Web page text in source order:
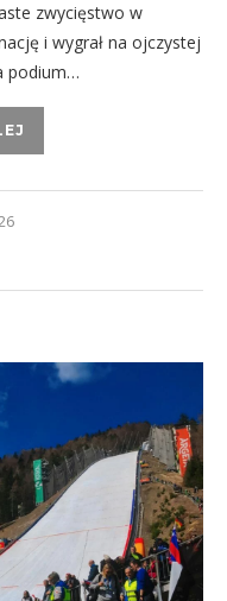
zwycięstwo w
i wygrał na ojczystej
podium…